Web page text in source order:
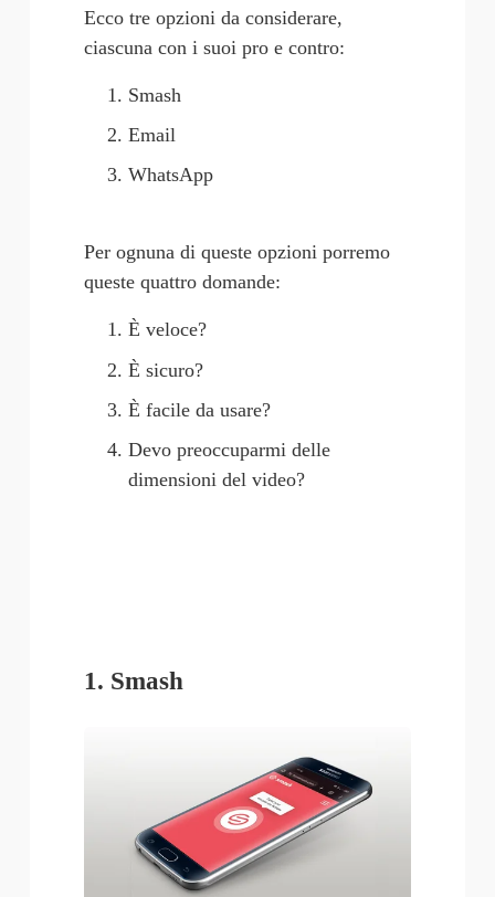
Ecco tre opzioni da considerare,
ciascuna con i suoi pro e contro:
Smash
Email
WhatsApp
Per ognuna di queste opzioni porremo
queste quattro domande:
È veloce?
È sicuro?
È facile da usare?
Devo preoccuparmi delle
dimensioni del video?
1. Smash